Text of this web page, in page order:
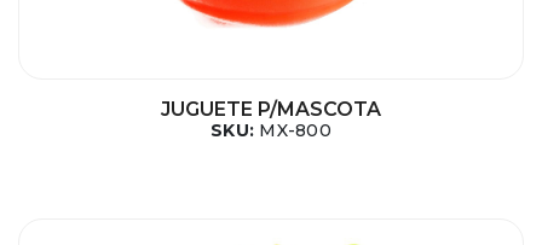
JUGUETE P/MASCOTA
SKU: MX-800